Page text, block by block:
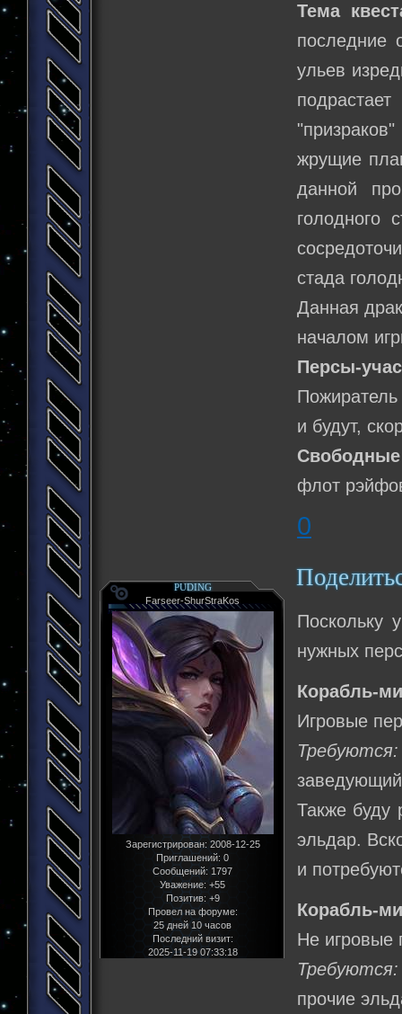
Тема
последние
ульев
жрущие
данной
голодного
стада
Данная
началом
Персы-
и будут,
флот
0
PUDING
Farseer-ShurStraKos
Зарегистрирован: 2008-12-25
Приглашений: 0
Сообщений: 1797
Уважение: +55
Позитив: +9
Провел на форуме:
25 дней 10 часов
Последний визит:
2025-11-19 07:33:18
Поскольку
нужных
Корабль-
Игровые
Требуются:
Также буду
эльдар.
и
Корабль-
Не игровые
Требуются:
прочие